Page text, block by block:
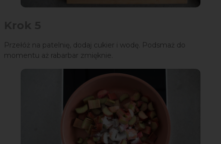
Przełóż na patelnię, dodaj cukier i wodę. Podsmaż do
momentu aż rabarbar zmięknie.